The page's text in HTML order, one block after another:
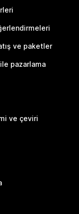
ve paketler
pazarlama
ve çeviri